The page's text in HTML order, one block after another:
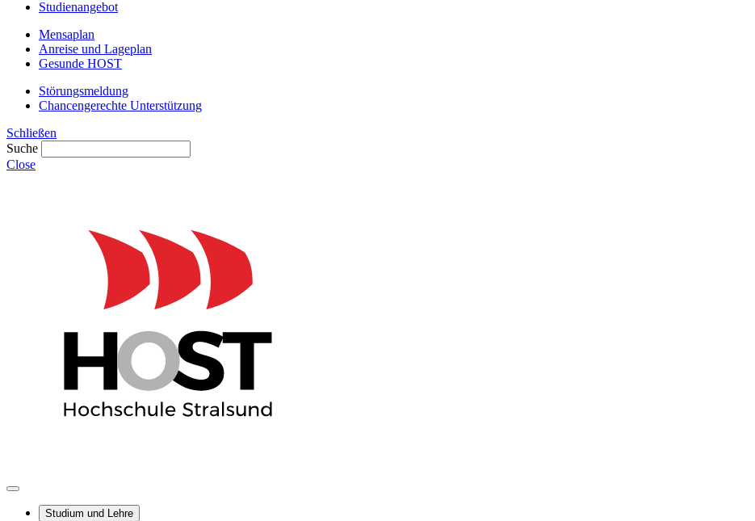
Studienangebot
Mensaplan
Anreise und Lageplan
Gesunde HOST
Störungsmeldung
Chancengerechte Unterstützung
Schließen
Suche
Close
Studium und Lehre